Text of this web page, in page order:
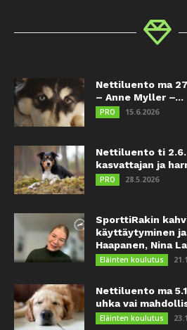
Nettiluento ma
– Anne Myller –...
PRO 15.6.2026
Nettiluento ti
kasvattajan ja
PRO 28.5.2026
SporttiRakin
käyttäytyminen
Haapanen, Nina
Eläinten koulutus
Nettiluento ma
uhka vai
Eläinten koulutus